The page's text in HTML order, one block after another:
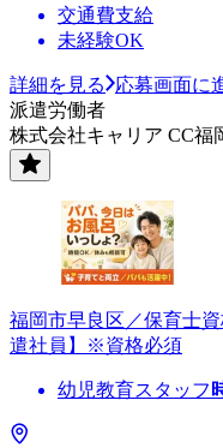
交通費支給
未経験OK
詳細を見る
応募画面に
派遣労働者
株式会社キャリア CC福
福岡市早良区／保育士
遣社員】※資格必須
幼児教育スタッフ